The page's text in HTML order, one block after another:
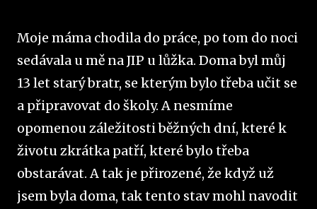
Moje máma chodila do práce, po tom do noci
sedávala u mě na JIP u lůžka. Doma byl můj
13 let starý bratr, se kterým bylo třeba učit se
a připravovat do školy. A nesmíme
opomenou záležitosti běžných dní, které k
životu zkrátka patří, které bylo třeba
obstarávat. A tak je přirozené, že když už
jsem byla doma, tak tento stav mohl navodit